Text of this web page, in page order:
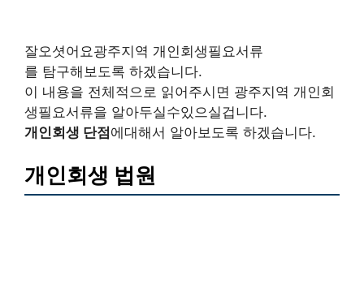
잘오셧어요광주지역 개인회생필요서류
를 탐구해보도록 하겠습니다.
이 내용을 전체적으로 읽어주시면 광주지역 개인회
생필요서류을 알아두실수있으실겁니다.
개인회생 단점에대해서 알아보도록 하겠습니다.
개인회생 법원